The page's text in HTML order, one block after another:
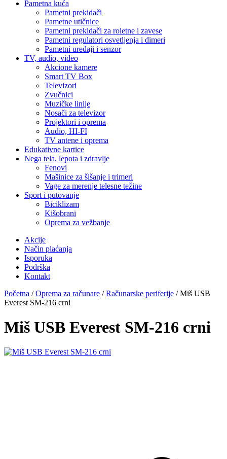
Pametna kuća
Pametni prekidači
Pametne utičnice
Pametni prekidači za roletne i zavese
Pametni regulatori osvetljenja i dimeri
Pametni uređaji i senzor
TV, audio, video
Akcione kamere
Smart TV Box
Televizori
Zvučnici
Muzičke linije
Nosači za televizor
Projektori i oprema
Audio, HI-FI
TV antene i oprema
Edukativne kartice
Nega tela, lepota i zdravlje
Fenovi
Mašinice za šišanje i trimeri
Vage za merenje telesne težine
Sport i putovanje
Biciklizam
Kišobrani
Oprema za vežbanje
Akcije
Način plaćanja
Isporuka
Podrška
Kontakt
Početna /Oprema za računare /Računarske periferije / Miš USB
Everest SM-216 crni
Miš USB Everest SM-216 crni